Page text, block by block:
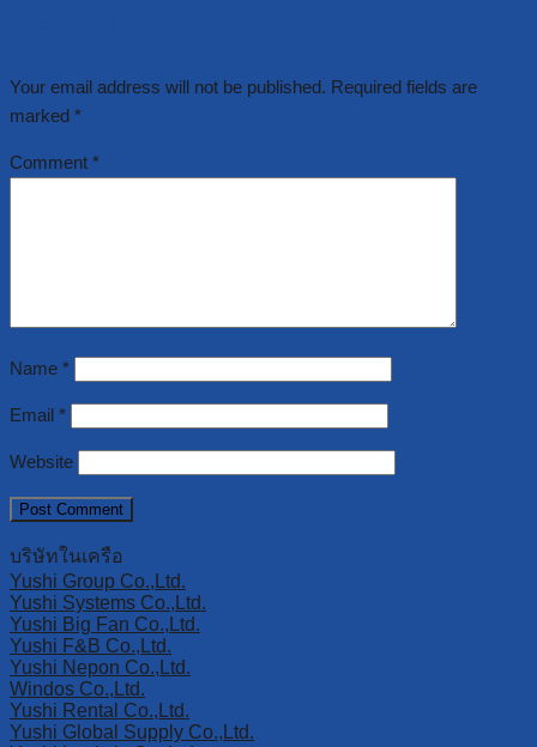
Your email address will not be published. Required fields are
marked *
Comment *
Name *
Email *
Website
บริษัทในเครือ
Yushi Group Co.,Ltd.
Yushi Systems Co.,Ltd.
Yushi Big Fan Co.,Ltd.
Yushi F&B Co.,Ltd.
Yushi Nepon Co.,Ltd.
Windos Co.,Ltd.
Yushi Rental Co.,Ltd.
Yushi Global Supply Co.,Ltd.